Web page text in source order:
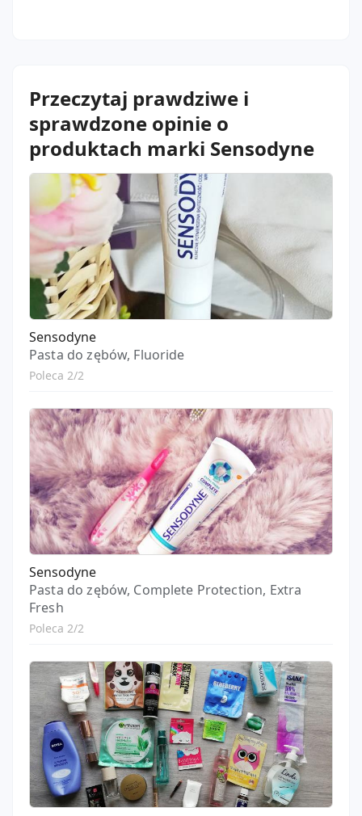
Przeczytaj prawdziwe i
sprawdzone opinie o
produktach marki Sensodyne
Sensodyne
Pasta do zębów, Fluoride
Poleca 2/2
Sensodyne
Pasta do zębów, Complete Protection, Extra
Fresh
Poleca 2/2